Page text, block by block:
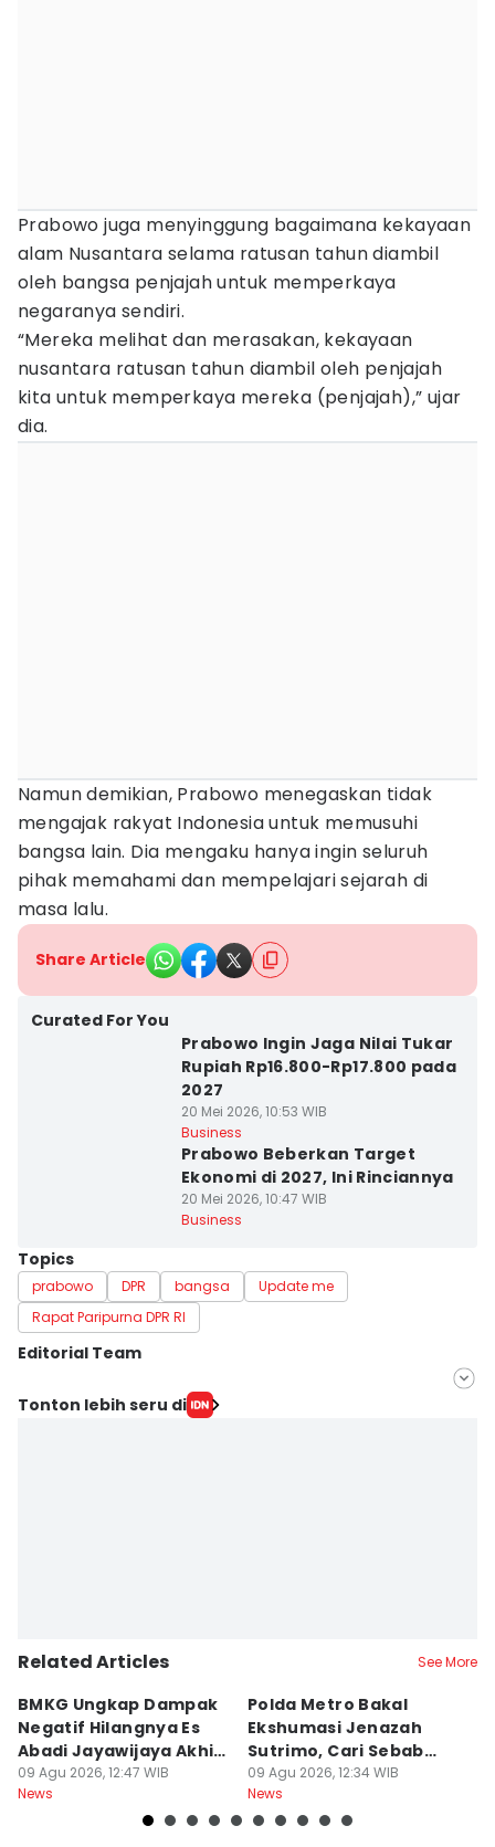
Prabowo juga menyinggung bagaimana kekayaan
alam Nusantara selama ratusan tahun diambil
oleh bangsa penjajah untuk memperkaya
negaranya sendiri.
“Mereka melihat dan merasakan, kekayaan
nusantara ratusan tahun diambil oleh penjajah
kita untuk memperkaya mereka (penjajah),” ujar
dia.
Namun demikian, Prabowo menegaskan tidak
mengajak rakyat Indonesia untuk memusuhi
bangsa lain. Dia mengaku hanya ingin seluruh
pihak memahami dan mempelajari sejarah di
masa lalu.
Share Article
Curated For You
Prabowo Ingin Jaga Nilai Tukar
Rupiah Rp16.800-Rp17.800 pada
2027
20 Mei 2026, 10:53 WIB
Business
Prabowo Beberkan Target
Ekonomi di 2027, Ini Rinciannya
20 Mei 2026, 10:47 WIB
Business
Topics
prabowo DPR bangsa
Update me
Rapat Paripurna DPR RI
Editorial Team
Editor
Tonton lebih seru di
Related Articles See More
BMKG Ungkap Dampak
Negatif Hilangnya Es
Abadi Jayawijaya Akhir
2026
09 Agu 2026, 12:47 WIB
News
Polda Metro Bakal
Ekshumasi Jenazah
Sutrimo, Cari Sebab
Kematian
09 Agu 2026, 12:34 WIB
News